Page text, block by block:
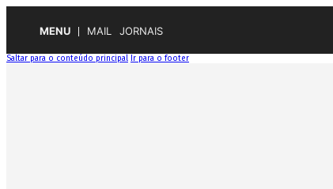
MENU MAIL JORNAIS
Saltar para o conteúdo principal Ir para o footer